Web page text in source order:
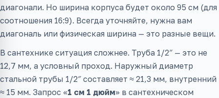
диагонали. Но ширина корпуса будет около 95 см (для
соотношения 16:9). Всегда уточняйте, нужна вам
диагональ или физическая ширина — это разные вещи.
В сантехнике ситуация сложнее. Труба 1/2″ — это не
12,7 мм, а условный проход. Наружный диаметр
стальной трубы 1/2″ составляет ≈ 21,3 мм, внутренний
≈ 15 мм. Запрос «1 см 1 дюйм» в сантехническом